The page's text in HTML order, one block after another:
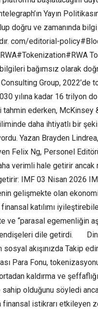
Yayın
doğru ve zamanında
com/editorial-
bağımsız olarak
Group, 2022’de
yılına kadar 16 trilyon
tahmin ederken, McKinsey
daha ihtiyatlı bir
Yazan Brayden
Felix Ng, Personel
verimli hale getirir
IMF 03 Nisan 2026
gelişmekte olan
katılımı
ve “parasal egemenliğin
endişeleri dile getirdi.
sosyal akışınızda Takip
Para Fonu,
kaldırma ve
olduğunu söyledi
finansal istikrarı etkileyen